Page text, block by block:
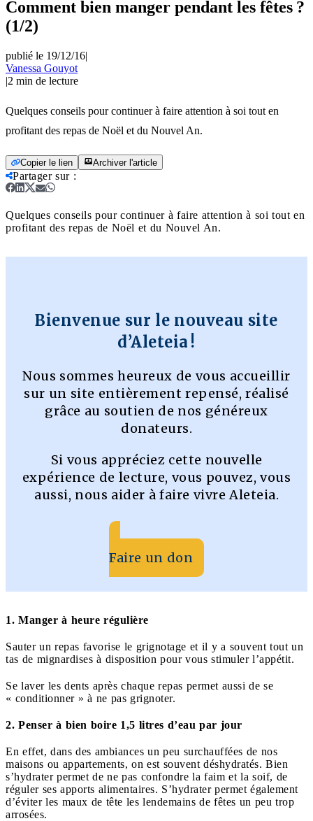
Comment bien manger pendant les fêtes ?
(1/2)
publié le 19/12/16|
Vanessa Gouyot
|2 min de lecture
Quelques conseils pour continuer à faire attention à soi tout en
profitant des repas de Noël et du Nouvel An.
Copier le lien Archiver l'article
Partager sur:
Quelques conseils pour continuer à faire attention à soi tout en
profitant des repas de Noël et du Nouvel An.
Bienvenue sur le nouveau site
d’Aleteia !
Nous sommes heureux de vous accueillir
sur un site entièrement repensé, réalisé
grâce au soutien de nos généreux
donateurs.
Si vous appréciez cette nouvelle
expérience de lecture, vous pouvez, vous
aussi, nous aider à faire vivre Aleteia.
Faire un don
1. Manger à heure régulière
Sauter un repas favorise le grignotage et il y a souvent tout un
tas de mignardises à disposition pour vous stimuler l’appétit.
Se laver les dents après chaque repas permet aussi de se
« conditionner » à ne pas grignoter.
2. Penser à bien boire 1,5 litres d’eau par jour
En effet, dans des ambiances un peu surchauffées de nos
maisons ou appartements, on est souvent déshydratés. Bien
s’hydrater permet de ne pas confondre la faim et la soif, de
réguler ses apports alimentaires. S’hydrater permet également
d’éviter les maux de tête les lendemains de fêtes un peu trop
arrosées.